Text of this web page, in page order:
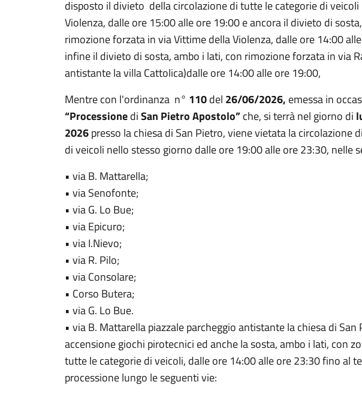
disposto il divieto della circolazione di tutte le categorie di
Violenza, dalle ore 15:00 alle ore 19:00 e ancora il divieto di
rimozione forzata in via Vittime della Violenza, dalle ore 14:00
infine il divieto di sosta, ambo i lati, con rimozione forzata in via
antistante la villa Cattolica)dalle ore 14:00 alle ore 19:00,
Mentre con l'ordinanza n° 110del 26/06/2026, emessa in
“ProcessionediSan Pietro Apostolo”che, si terrà nel giorno di
2026presso la chiesa di San Pietro, viene vietata la circolazione
di veicoli nello stesso giorno dalle ore 19:00 alle ore 23:30, nelle
• via B. Mattarella;
• via Senofonte;
• via G. Lo Bue;
• via Epicuro;
• via I.Nievo;
• via R. Pilo;
• via Consolare;
• Corso Butera;
• via G. Lo Bue.
• via B. Mattarella piazzale parcheggio antistante la chiesa di
accensione giochi pirotecnici ed anche la sosta, ambo i lati, con
tutte le categorie di veicoli, dalle ore 14:00 alle ore 23:30 fino al
processione lungo le seguenti vie: